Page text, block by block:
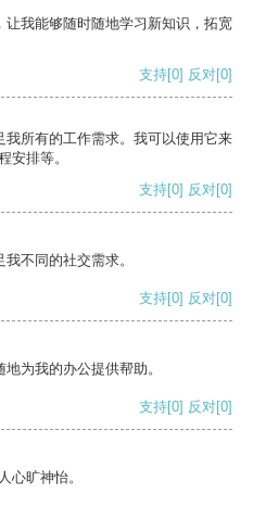
我能够随时随地学习新知识，拓宽
支持[0] 反对[0]
所有的工作需求。我可以使用它来
安排等。
支持[0] 反对[0]
不同的社交需求。
支持[0] 反对[0]
为我的办公提供帮助。
支持[0] 反对[0]
心旷神怡。